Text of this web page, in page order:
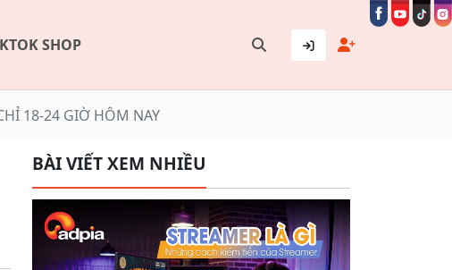
SHOP
18-24 GIỜ HÔM NAY
BÀI VIẾT XEM NHIỀU